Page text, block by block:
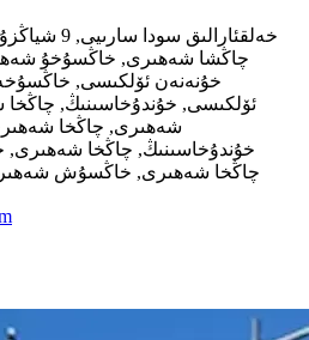
چاڭشا شەھىرى, خاڭسۇخۇ
خۇنەنەن ئۆلكىسى,
ئۆلكىسى, خۇندۇخاسىنىڭ,
شەھىرى, چاڭخا
خۇندۇخاسىنىڭ, چاڭخا
چاڭخا شەھىرى, خاڭسۇش